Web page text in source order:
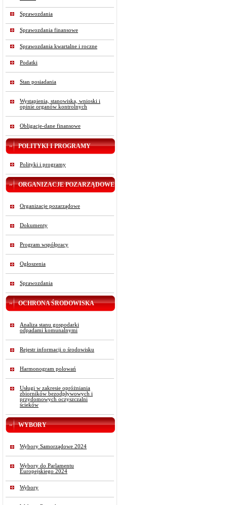
Sprawozdania
Sprawozdania finansowe
Sprawozdania kwartalne i roczne
Podatki
Stan posiadania
Wystąpienia, stanowiska, wnioski i
opinie organów kontrolnych
Obligacje-dane finansowe
POLITYKI I PROGRAMY
Polityki i programy
ORGANIZACJE POZARZĄDOWE
Organizacje pozarządowe
Dokumenty
Program współpracy
Ogłoszenia
Sprawozdania
OCHRONA ŚRODOWISKA
Analiza stanu gospodarki
odpadami komunalnymi
Rejestr informacji o środowisku
Harmonogram polowań
Usługi w zakresie opróżniania
zbiorników bezodpływowych i
przydomowych oczyszczalni
ścieków
WYBORY
Wybory Samorządowe 2024
Wybory do Parlamentu
Europejskiego 2024
Wybory